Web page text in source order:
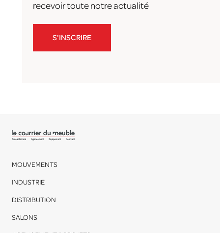
recevoir toute notre actualité
S'INSCRIRE
MOUVEMENTS
INDUSTRIE
DISTRIBUTION
SALONS